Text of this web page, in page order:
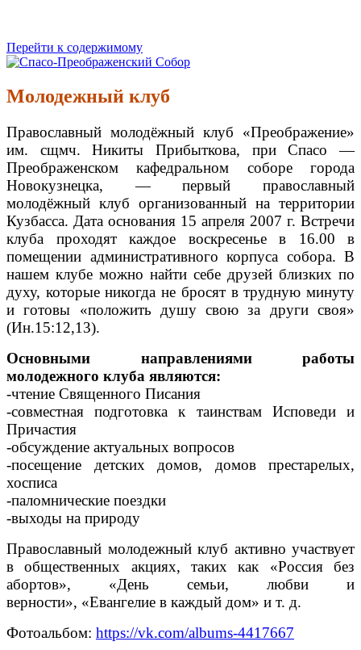
Перейти к содержимому
Спасо-Преображенский Собор
Спасо-Преображенский кафедральный Собор Новокузнецк
Молодежный клуб
Православный молодёжный клуб «Преображение»
им. сщмч. Никиты Прибыткова, при Спасо —
Преображенском кафедральном соборе города
Новокузнецка, — первый православный
молодёжный клуб организованный на территории
Кузбасса. Дата основания 15 апреля 2007 г. Встречи
клуба проходят каждое воскресенье в 16.00 в
помещении административного корпуса собора. В
нашем клубе можно найти себе друзей близких по
духу, которые никогда не бросят в трудную минуту
и готовы «положить душу свою за други своя»
(Ин.15:12,13).
Основными направлениями работы
молодежного клуба являются:
-чтение Священного Писания
-совместная подготовка к таинствам Исповеди и
Причастия
-обсуждение актуальных вопросов
-посещение детских домов, домов престарелых,
хосписа
-паломнические поездки
-выходы на природу
Православный молодежный клуб активно участвует
в общественных акциях, таких как «Россия без
абортов», «День семьи, любви и
верности», «Евангелие в каждый дом» и т. д.
Фотоальбом: https://vk.com/albums-4417667